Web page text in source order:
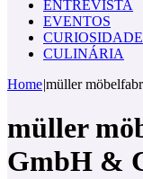
ENTREVISTA
EVENTOS
CULINÁRIA
Home|müller
müller
GmbH &